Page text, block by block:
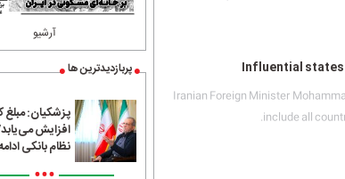
Influential states
Iranian Foreign Minister
include all
آرشیو
پربازدیدترین ها
پزشکیان: مبلغ
افزایش
نظام بانکی